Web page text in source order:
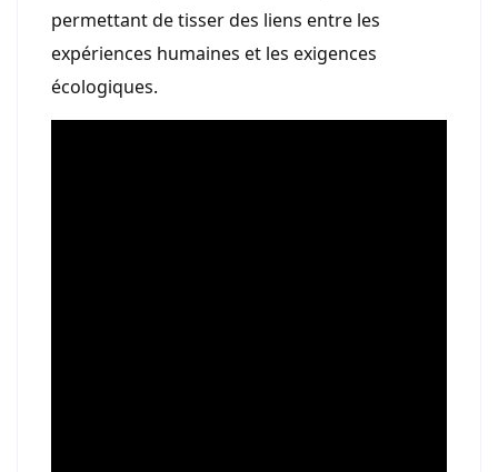
permettant de tisser des liens entre les
expériences humaines et les exigences
écologiques.